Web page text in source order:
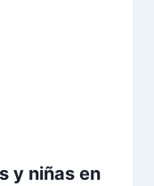
y niñas en